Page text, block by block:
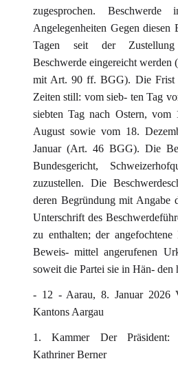
zugesprochen. Beschwerde
Angelegenheiten Gegen diesen
Tagen seit der Zustellung
Beschwerde eingereicht
mit Art. 90 ff. BGG). Die Frist
Zeiten still: vom sieb- ten Tag
siebten Tag nach Ostern,
August sowie vom 18.
Januar (Art. 46 BGG). Die
Bundesgericht,
zuzustellen. Die
deren Begründung mit Angabe
Unterschrift des
zu enthalten; der
Beweis- mittel angerufenen
soweit die Partei sie in Hän-
- 12 - Aarau, 8. Januar 2026
Kantons Aargau
1. Kammer Der Präsident:
Kathriner Berner